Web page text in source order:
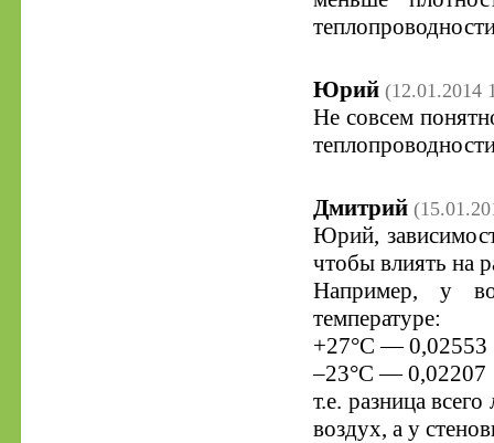
Юрий (12.01.2014
Не совсем
Дмитрий
Юрий,
чтобы влиять на
Например, у
температуре:
+27°C — 0,02553
–23°C — 0,02207
т.е. разница
воздух, а у